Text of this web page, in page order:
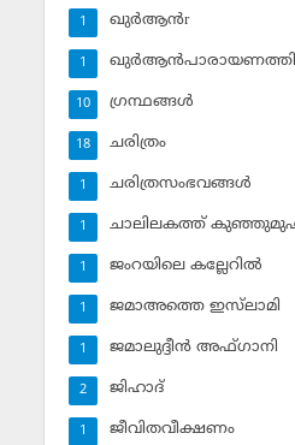
ഖുര്‍ആന്‍r
1
1
ഗ്രന്ഥങ്ങള്‍
10
ചരിത്രം
18
ചരിത്രസംഭവങ്ങള്‍
1
ചാലിലകത്ത്
1
ജംറയിലെ കല്ലേറില്‍
1
ജമാഅത്തെ ഇസ്‌ലാമി
1
ജമാലുദ്ദീന്‍ അഫ്ഗാനി
1
ജിഹാദ്‌
2
ജീവിതവീക്ഷണം
1